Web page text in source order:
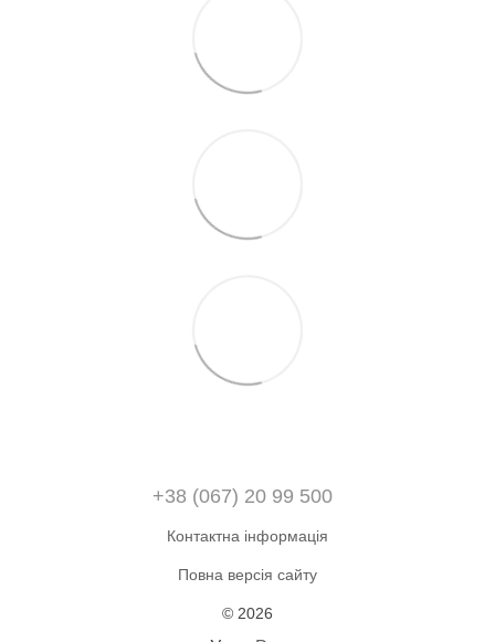
+38 (067) 20 99 500
Контактна інформація
Повна версія сайту
© 2026